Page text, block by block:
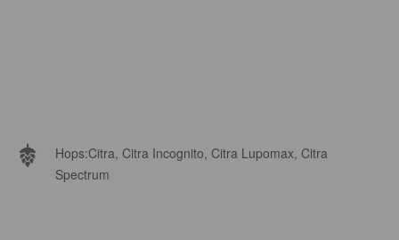
Hops:Citra, Citra Incognito, Citra Lupomax, Citra
Spectrum